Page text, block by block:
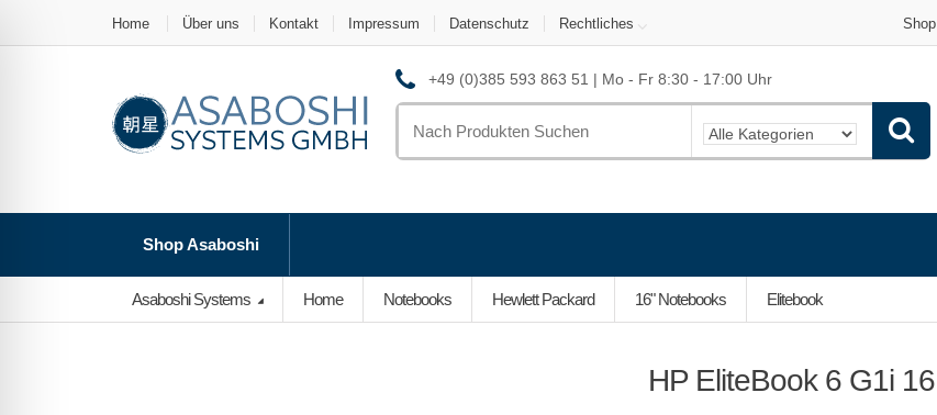
Home Über uns Kontakt Impressum Datenschutz Rechtliches Shop
+49 (0)385 593 863 51 | Mo - Fr 8:30 - 17:00 Uhr
for:
Shop Asaboshi
Asaboshi Systems Home Notebooks Hewlett Packard 16" Notebooks Elitebook
HP EliteBook 6 G1i 16